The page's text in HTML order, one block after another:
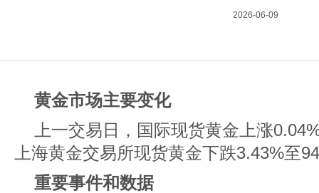
2026-06-09
黄金市场主要变化
上一交易日，国际现货黄金上涨
上海黄金交易所现货黄金下跌3.43%至
重要事件和数据